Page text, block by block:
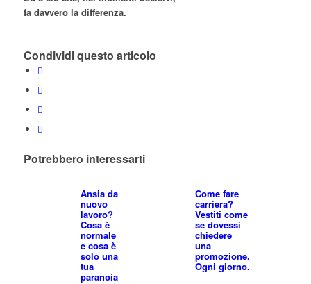
fa davvero la differenza.
Condividi questo articolo
Potrebbero interessarti
Ansia da
nuovo
lavoro?
Cosa è
normale
e cosa è
solo una
tua
paranoia
Come fare
carriera?
Vestiti come
se dovessi
chiedere
una
promozione.
Ogni giorno.